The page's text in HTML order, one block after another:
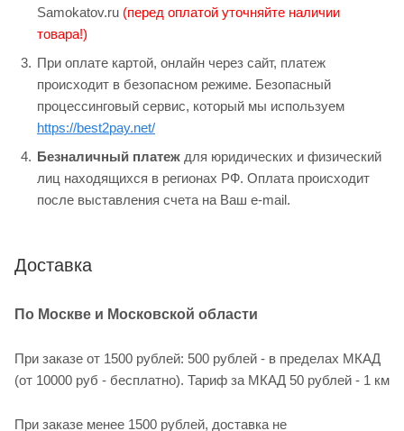
Samokatov.ru (перед оплатой уточняйте наличии
товара!)
При оплате картой, онлайн через сайт, платеж
происходит в безопасном режиме. Безопасный
процессинговый сервис, который мы используем
https://best2pay.net/
Безналичный платеж для юридических и физический
лиц находящихся в регионах РФ. Оплата происходит
после выставления счета на Ваш e-mail.
Доставка
По Москве и Московской области
При заказе от 1500 рублей: 500 рублей - в пределах МКАД
(от 10000 руб - бесплатно). Тариф за МКАД 50 рублей - 1 км
При заказе менее 1500 рублей, доставка не